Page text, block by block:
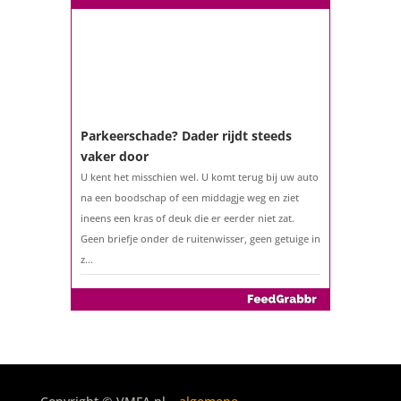
Parkeerschade? Dader rijdt steeds
vaker door
U kent het misschien wel. U komt terug bij uw auto
na een boodschap of een middagje weg en ziet
ineens een kras of deuk die er eerder niet zat.
Geen briefje onder de ruitenwisser, geen getuige in
z...
De belastingaangifte 2025